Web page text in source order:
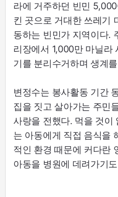
라에 거주하던 빈민
킨 곳으로 거대한 쓰레기
동하는 빈민가 지역이다.
리장에서 1,000만 마닐라
기를 분리수거하며 생계
변정수는 봉사활동 기간
집을 짓고 살아가는 주민
사랑을 전했다. 먹을 것이
는 아동에게 직접 음식을
적인 환경 때문에 커다란
아동을 병원에 데려가기